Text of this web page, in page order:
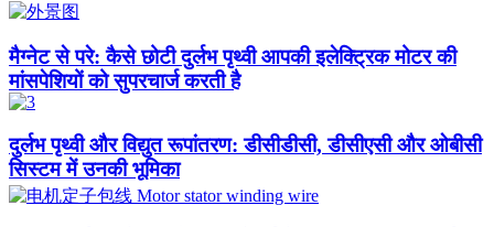
मैग्नेट से परे: कैसे छोटी दुर्लभ पृथ्वी आपकी इलेक्ट्रिक मोटर की
मांसपेशियों को सुपरचार्ज करती है
दुर्लभ पृथ्वी और विद्युत रूपांतरण: डीसीडीसी, डीसीएसी और ओबीसी
सिस्टम में उनकी भूमिका